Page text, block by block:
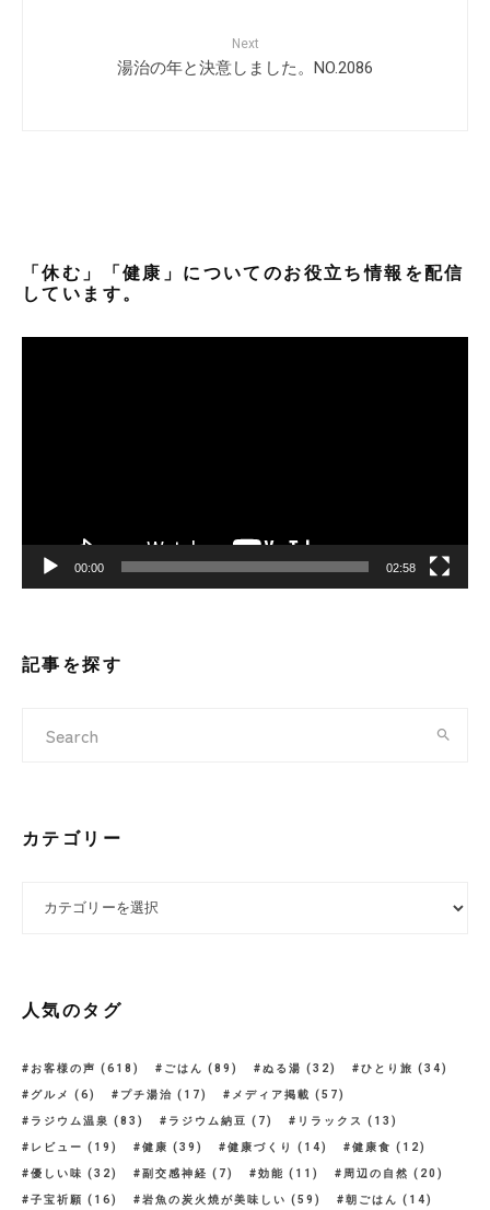
Next
湯治の年と決意しました。NO.2086
「休む」「健康」についてのお役立ち情報を配信
しています。
00:00 02:58
記事を探す
カテゴリー
人気のタグ
お客様の声 (618) ごはん (89) ぬる湯 (32) ひとり旅 (34)
グルメ (6) プチ湯治 (17) メディア掲載 (57)
ラジウム温泉 (83) ラジウム納豆 (7) リラックス (13)
レビュー (19) 健康 (39) 健康づくり (14) 健康食 (12)
優しい味 (32) 副交感神経 (7) 効能 (11) 周辺の自然 (20)
子宝祈願 (16) 岩魚の炭火焼が美味しい (59) 朝ごはん (14)